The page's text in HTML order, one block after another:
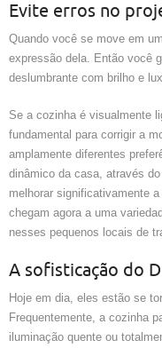
Evite erros no
Quando você se move em
expressão dela. Então você
deslumbrante com brilho e
Se a cozinha é visualmente
fundamental para corrigir a
amplamente diferentes
dinâmico da casa, através
melhorar significativamente
chegam agora a uma
nesses pequenos locais de
A sofisticação do
Hoje em dia, eles estão se
Frequentemente, a cozinha
iluminação quente ou